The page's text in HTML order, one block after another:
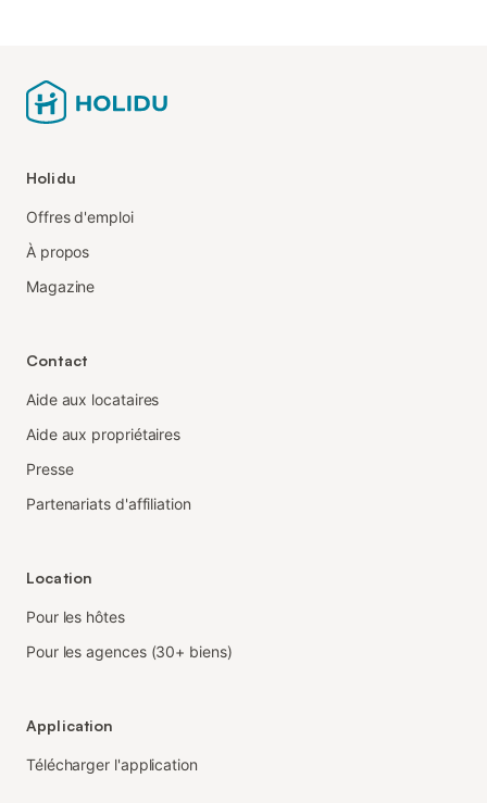
Holidu
Offres d'emploi
À propos
Magazine
Contact
Aide aux locataires
Aide aux propriétaires
Presse
Partenariats d'affiliation
Location
Pour les hôtes
Pour les agences (30+ biens)
Application
Télécharger l'application